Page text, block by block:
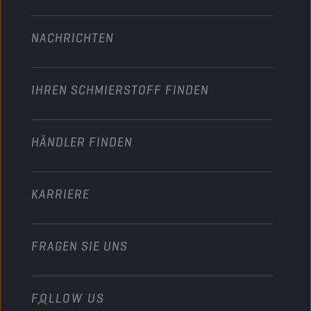
Motorrad & ATV
Industrie
Schifffahrt
Technologie
Motorsport-Partnerschaften
PKW
Motorrad
Schwerlast
NACHRICHTEN
IHREN SCHMIERSTOFF FINDEN
HÄNDLER FINDEN
KARRIERE
FRAGEN SIE UNS
info@championlubes.com
FOLLOW US